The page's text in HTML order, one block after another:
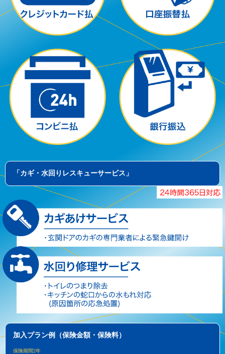
「カギ・水回りレスキューサービス」
加入プラン例（保険金額・保険料）
保険期間2年